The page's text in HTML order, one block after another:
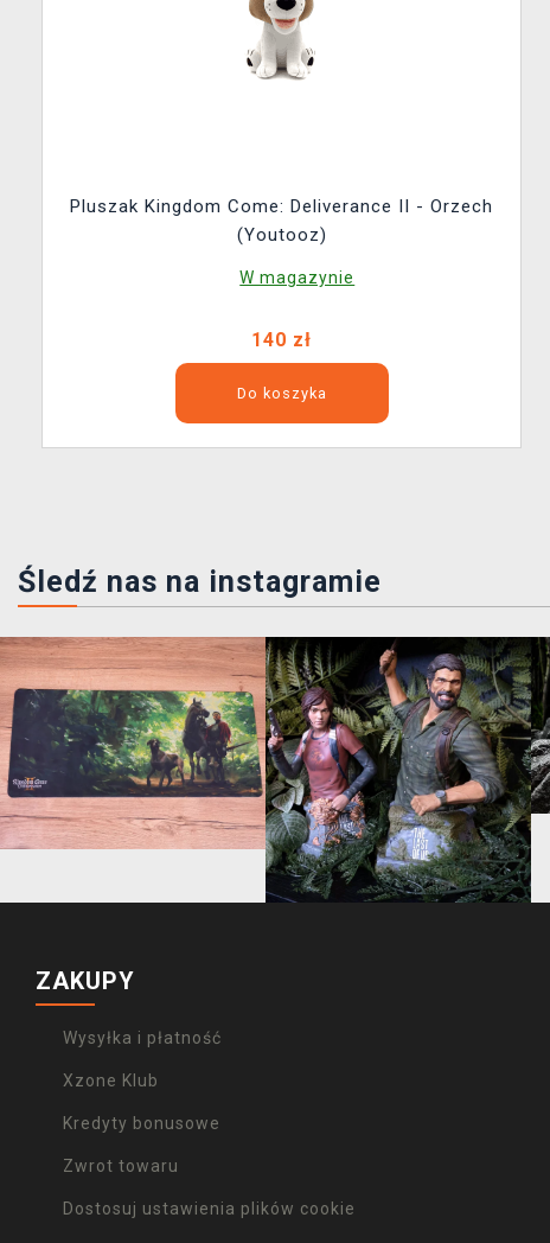
Pluszak Kingdom Come: Deliverance II - Orzech
(Youtooz)
W magazynie
140 zł
Do koszyka
Śledź nas na instagramie
ZAKUPY
Wysyłka i płatność
Xzone Klub
Kredyty bonusowe
Zwrot towaru
Dostosuj ustawienia plików cookie